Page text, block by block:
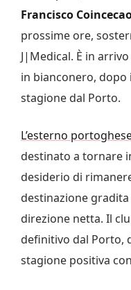
Francisco
prossime ore,
J|Medical. È in
in bianconero,
stagione dal Porto.
L’esterno
destinato a tornare
desiderio di
destinazione
direzione netta. Il
definitivo dal Porto,
stagione positiva